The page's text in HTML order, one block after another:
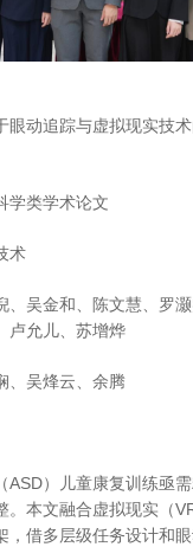
眼动追踪与虚拟现实技
学类学术论文
术
、吴金和、陈文慧、罗
卢允儿、苏增烨
、吴烽云、余腾
ASD）儿童康复训练亟
。本文融合虚拟现实（
，借多层级任务设计和